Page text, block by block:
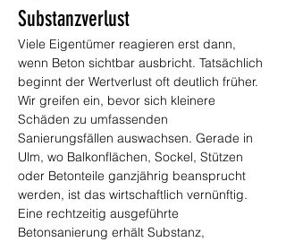
Substanzverlust
Viele Eigentümer reagieren erst dann,
wenn Beton sichtbar ausbricht. Tatsächlich
beginnt der Wertverlust oft deutlich früher.
Wir greifen ein, bevor sich kleinere
Schäden zu umfassenden
Sanierungsfällen auswachsen. Gerade in
Ulm, wo Balkonflächen, Sockel, Stützen
oder Betonteile ganzjährig beansprucht
werden, ist das wirtschaftlich vernünftig.
Eine rechtzeitig ausgeführte
Betonsanierung erhält Substanz,